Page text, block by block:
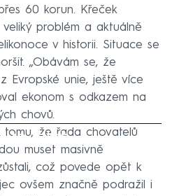
60 korun. Křeček
problém a aktuálně
v historii. Situace se
„Obávám se, že
Evropské unie, ještě více
ekonom s odkazem na
chovů.
to fetch
že řada chovatelů
muset masivně
což povede opět k
ovšem značně podražil i